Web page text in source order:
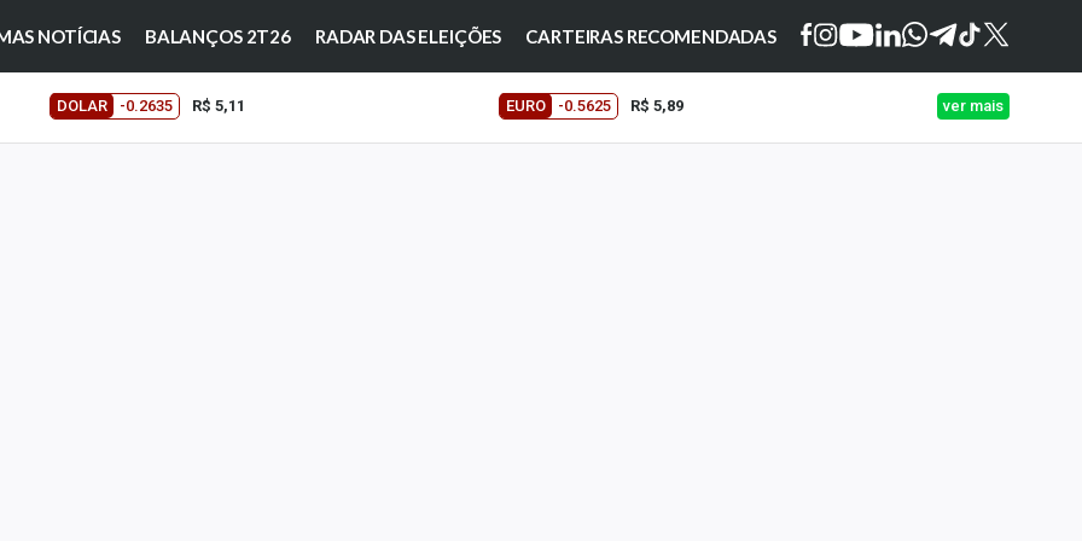
NOTÍCIAS BALANÇOS 2T26 RADAR DAS ELEIÇÕES CARTEIRAS RECOMENDADAS
DOLAR -0.2635 R$ 5,11 EURO -0.5625 R$ 5,89 ver mais